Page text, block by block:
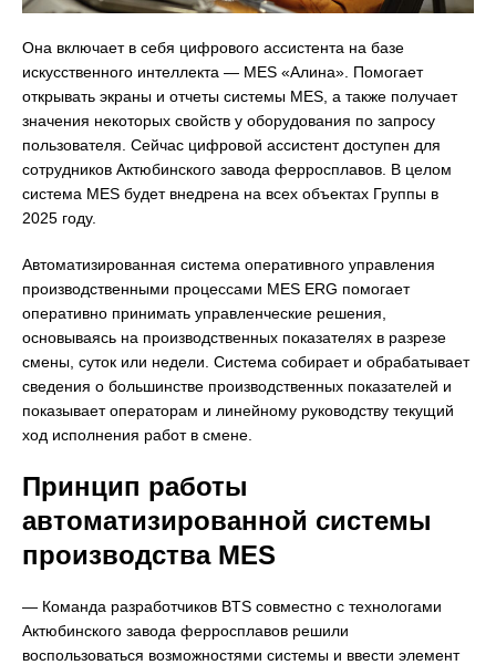
Она включает в себя цифрового ассистента на базе
искусственного интеллекта — MES «Алина». Помогает
открывать экраны и отчеты системы MES, а также получает
значения некоторых свойств у оборудования по запросу
пользователя. Сейчас цифровой ассистент доступен для
сотрудников Актюбинского завода ферросплавов. В целом
система MES будет внедрена на всех объектах Группы в
2025 году.
Автоматизированная система оперативного управления
производственными процессами MES ERG помогает
оперативно принимать управленческие решения,
основываясь на производственных показателях в разрезе
смены, суток или недели. Система собирает и обрабатывает
сведения о большинстве производственных показателей и
показывает операторам и линейному руководству текущий
ход исполнения работ в смене.
Принцип работы
автоматизированной системы
производства MES
— Команда разработчиков BTS совместно с технологами
Актюбинского завода ферросплавов решили
воспользоваться возможностями системы и ввести элемент